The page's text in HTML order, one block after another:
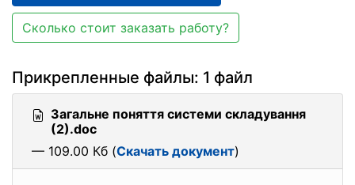
Сколько стоит заказать работу?
Прикрепленные файлы: 1 файл
Загальне поняття системи складування
(2).doc
— 109.00 Кб (Скачать документ)